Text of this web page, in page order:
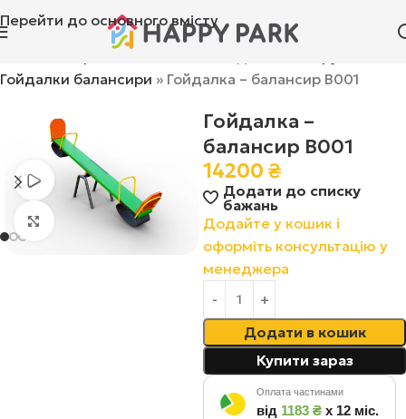
Перейти до основного вмісту
Гойдалки балансири » Гойдалка – балансир В001
Переглянути відео
Натисніть, щоб збільшити
Гойдалка –
балансир В001
14200 ₴
Додати до списку
бажань
Додайте у кошик і
оформіть консультацію у
менеджера
Додати в кошик
Купити зараз
Оплата частинами
від 1183 ₴ х 12 міс.